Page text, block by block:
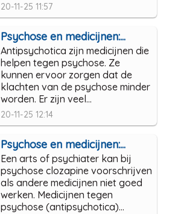
20-11-25 11:57
Psychose en medicijnen:...
Antipsychotica zijn medicijnen die
helpen tegen psychose. Ze
kunnen ervoor zorgen dat de
klachten van de psychose minder
worden. Er zijn veel...
20-11-25 12:14
Psychose en medicijnen:...
Een arts of psychiater kan bij
psychose clozapine voorschrijven
als andere medicijnen niet goed
werken. Medicijnen tegen
psychose (antipsychotica)...